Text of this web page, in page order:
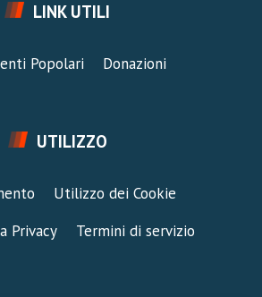
LINK UTILI
Popolari Donazioni
UTILIZZO
Utilizzo dei Cookie
Privacy
Termini di servizio